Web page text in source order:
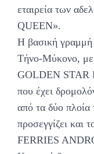
εταιρεία των
QUEEN».
H βασική γραμμή
Τήνο-Μύκονο, με
GOLDEN
που έχει
από τα δύο πλοία
προσεγγίζει και
FERRIES